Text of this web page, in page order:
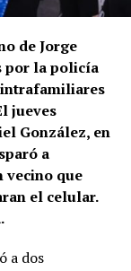
de Jorge
por la policía
jueves
González, en
a
vecino que
el celular.
a dos